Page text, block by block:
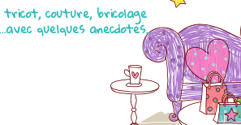
tricot, couture, bricolage
quelques anecdotes...